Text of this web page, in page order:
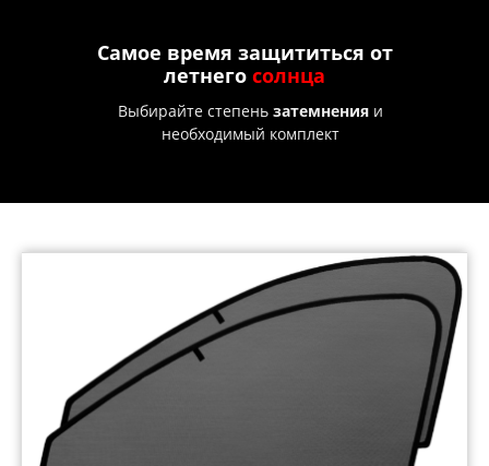
Выбирайте степень затемненияи
необходимый комплект
Самое время защититься от
летнего солнца